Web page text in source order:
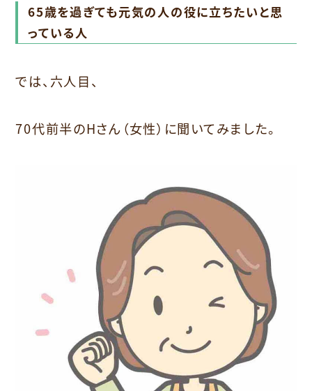
65歳を過ぎても元気の人の役に立ちたいと思
っている人
では、六人目、
70代前半のHさん（女性）に聞いてみました。